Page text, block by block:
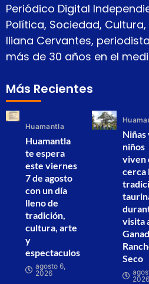
Periódico Digital
Política, Sociedad,
Iliana Cervantes,
más de 30 años en el
Más Recientes
Huamantla
Huamantla
te espera
este viernes
7 de agosto
con un día
lleno de
tradición,
cultura, arte
y
espectaculos
agosto 6,
2026
Niñas
niños
viven
cerca
visita
Seco
2026